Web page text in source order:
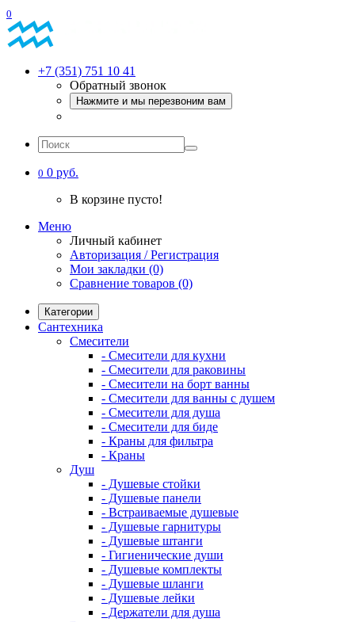
0
+7 (351) 751 10 41
Обратный звонок
Нажмите и мы перезвоним вам
0 0 руб.
В корзине пусто!
Меню
Личный кабинет
Авторизация / Регистрация
Мои закладки (0)
Сравнение товаров (0)
Категории
Сантехника
Смесители
- Смесители для кухни
- Смесители для раковины
- Смесители на борт ванны
- Смесители для ванны с душем
- Смесители для душа
- Смесители для биде
- Краны для фильтра
- Краны
Душ
- Душевые стойки
- Душевые панели
- Встраиваемые душевые
- Душевые гарнитуры
- Душевые штанги
- Гигиенические души
- Душевые комплекты
- Душевые шланги
- Душевые лейки
- Держатели для душа